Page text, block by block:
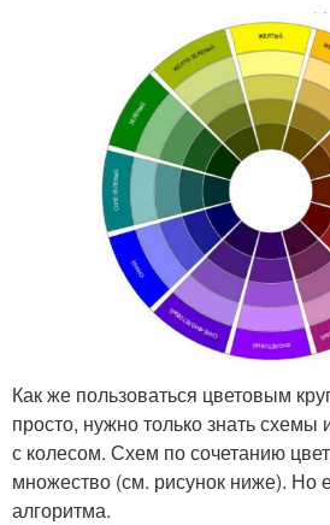
Как же пользоваться цветовым
просто, нужно только знать схемы
с колесом. Схем по сочетанию
множество (см. рисунок ниже). Но
алгоритма.